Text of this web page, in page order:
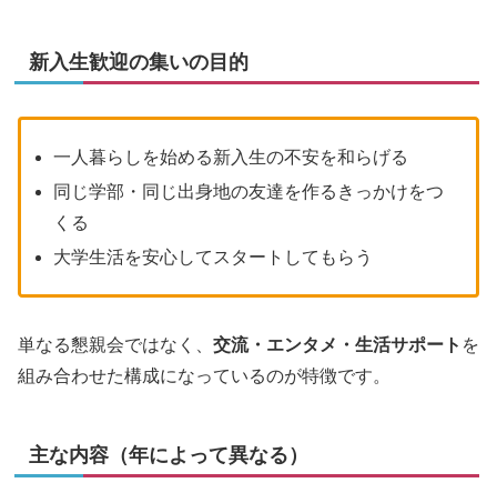
新入生歓迎の集いの目的
一人暮らしを始める新入生の不安を和らげる
同じ学部・同じ出身地の友達を作るきっかけをつ
くる
大学生活を安心してスタートしてもらう
単なる懇親会ではなく、 交流・エンタメ・生活サポート を
組み合わせた構成になっているのが特徴です。
主な内容（年によって異なる）